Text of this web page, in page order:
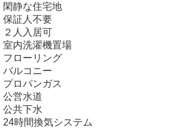
閑静な住宅地
保証人不要
２人入居可
室内洗濯機置場
フローリング
バルコニー
プロパンガス
公営水道
公共下水
24時間換気システム